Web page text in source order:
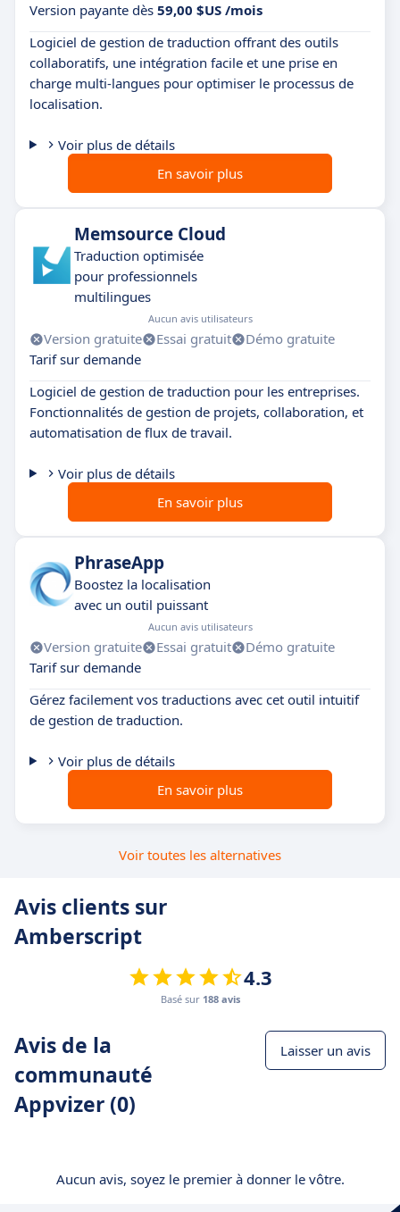
Version payante dès 59,00 $US /mois
Logiciel de gestion de traduction offrant des outils
collaboratifs, une intégration facile et une prise en
charge multi-langues pour optimiser le processus de
localisation.
Voir plus de détails
En savoir plus
Memsource Cloud
Traduction optimisée
pour professionnels
multilingues
Aucun avis utilisateurs
Version gratuite Essai gratuit
Démo gratuite
Tarif sur demande
Logiciel de gestion de traduction pour les entreprises.
Fonctionnalités de gestion de projets, collaboration, et
automatisation de flux de travail.
Voir plus de détails
En savoir plus
PhraseApp
Boostez la localisation
avec un outil puissant
Aucun avis utilisateurs
Version gratuite Essai gratuit
Démo gratuite
Tarif sur demande
Gérez facilement vos traductions avec cet outil intuitif
de gestion de traduction.
Voir plus de détails
En savoir plus
Voir toutes les alternatives
Avis clients sur
Amberscript
4.3
Basé sur 188 avis
Avis de la
communauté
Appvizer (0)
Laisser un avis
Aucun avis, soyez le premier à donner le vôtre.